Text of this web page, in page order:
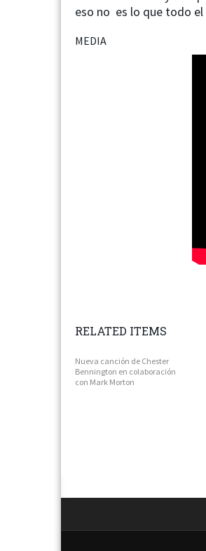
eso no es lo que todo
MEDIA
RELATED ITEMS
Nueva canción de Chester
Bennington en colaboración
con Mark Morton